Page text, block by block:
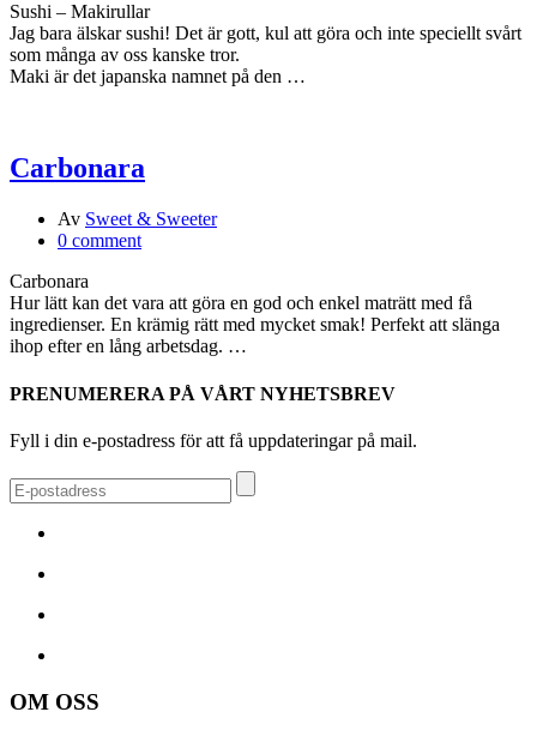
Sushi – Makirullar
Jag bara älskar sushi! Det är gott, kul att göra och inte speciellt svårt
som många av oss kanske tror.
Maki är det japanska namnet på den …
Carbonara
Av Sweet & Sweeter
0 comment
Carbonara
Hur lätt kan det vara att göra en god och enkel maträtt med få
ingredienser. En krämig rätt med mycket smak! Perfekt att slänga
ihop efter en lång arbetsdag. …
PRENUMERERA PÅ VÅRT NYHETSBREV
Fyll i din e-postadress för att få uppdateringar på mail.
OM OSS